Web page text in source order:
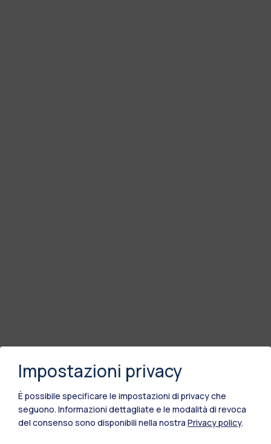
Impostazioni privacy
È possibile specificare le impostazioni di privacy che
seguono. Informazioni dettagliate e le modalità di revoca
del consenso sono disponibili nella nostra Privacy policy.